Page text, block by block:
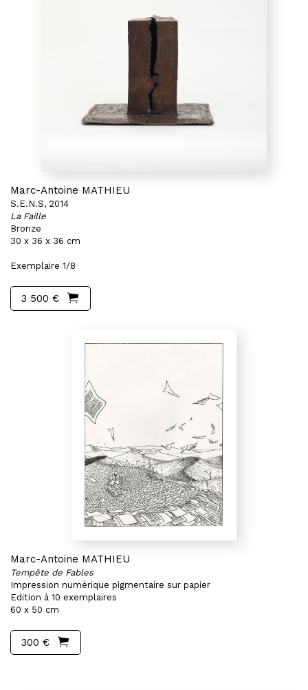
Marc-Antoine MATHIEU
S.E.N.S, 2014
La Faille
Bronze
30 x 36 x 36 cm
Exemplaire 1/8
3 500 €
Marc-Antoine MATHIEU
Tempête de Fables
Impression numérique pigmentaire sur papier
Edition à 10 exemplaires
60 x 50 cm
300 €